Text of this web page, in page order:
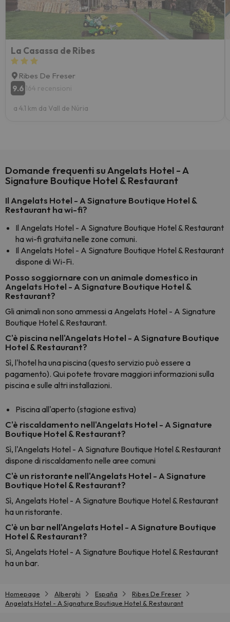
La Casassa de Ribes
Ribes De Freser
9.6 164 recensioni
a 4.1 km da Vall de Núria
Domande frequenti su Angelats Hotel - A
Signature Boutique Hotel & Restaurant
Il Angelats Hotel - A Signature Boutique Hotel &
Restaurant ha wi-fi?
Il Angelats Hotel - A Signature Boutique Hotel & Restaurant
ha wi-fi gratuita nelle zone comuni.
Il Angelats Hotel - A Signature Boutique Hotel & Restaurant
dispone di Wi-Fi.
Posso soggiornare con un animale domestico in
Angelats Hotel - A Signature Boutique Hotel &
Restaurant?
Gli animali non sono ammessi a Angelats Hotel - A Signature
Boutique Hotel & Restaurant.
C'è piscina nell'Angelats Hotel - A Signature Boutique
Hotel & Restaurant?
Sì, l'hotel ha una piscina (questo servizio può essere a
pagamento). Qui potete trovare maggiori informazioni sulla
piscina e sulle altri installazioni.
Piscina all'aperto (stagione estiva)
C'è riscaldamento nell'Angelats Hotel - A Signature
Boutique Hotel & Restaurant?
Sì, l'Angelats Hotel - A Signature Boutique Hotel & Restaurant
dispone di riscaldamento nelle aree comuni
C'è un ristorante nell'Angelats Hotel - A Signature
Boutique Hotel & Restaurant?
Sì, Angelats Hotel - A Signature Boutique Hotel & Restaurant
ha un ristorante.
C'è un bar nell'Angelats Hotel - A Signature Boutique
Hotel & Restaurant?
Sì, Angelats Hotel - A Signature Boutique Hotel & Restaurant
ha un bar.
Homepage Alberghi España
Ribes De Freser
Angelats Hotel - A Signature Boutique Hotel & Restaurant